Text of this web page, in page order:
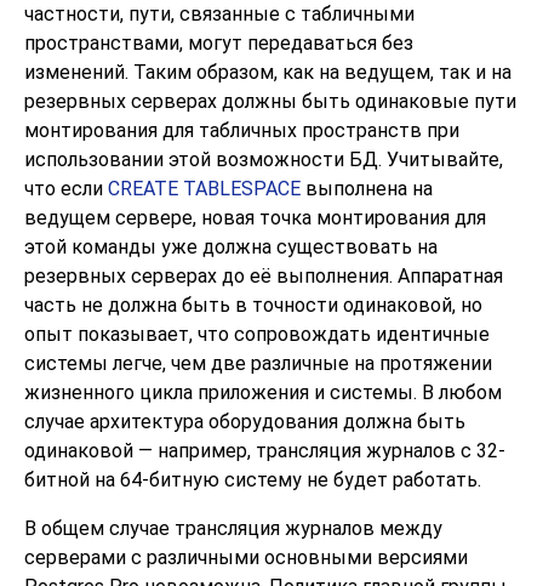
частности, пути, связанные с табличными
пространствами, могут передаваться без
изменений. Таким образом, как на ведущем, так и на
резервных серверах должны быть одинаковые пути
монтирования для табличных пространств при
использовании этой возможности БД. Учитывайте,
что если CREATE TABLESPACE выполнена на
ведущем сервере, новая точка монтирования для
этой команды уже должна существовать на
резервных серверах до её выполнения. Аппаратная
часть не должна быть в точности одинаковой, но
опыт показывает, что сопровождать идентичные
системы легче, чем две различные на протяжении
жизненного цикла приложения и системы. В любом
случае архитектура оборудования должна быть
одинаковой — например, трансляция журналов с 32-
битной на 64-битную систему не будет работать.
В общем случае трансляция журналов между
серверами с различными основными версиями